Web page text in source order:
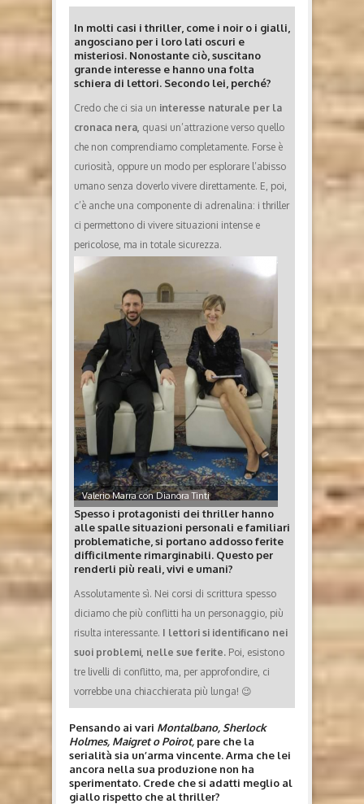
In molti casi i thriller, come i noir o i gialli,
angosciano per i loro lati oscuri e
misteriosi. Nonostante ciò, suscitano
grande interesse e hanno una folta
schiera di lettori. Secondo lei, perché?
Credo che ci sia un interesse naturale per la
cronaca nera, quasi un’attrazione verso quello
che non comprendiamo completamente. Forse è
curiosità, oppure un modo per esplorare l’abisso
umano senza doverlo vivere direttamente. E, poi,
c’è anche una componente di adrenalina: i thriller
ci permettono di vivere situazioni intense e
pericolose, ma in totale sicurezza.
Valerio Marra con Dianora Tinti
Spesso i protagonisti dei thriller hanno
alle spalle situazioni personali e familiari
problematiche, si portano addosso ferite
difficilmente rimarginabili. Questo per
renderli più reali, vivi e umani?
Assolutamente sì. Nei corsi di scrittura spesso
diciamo che più conflitti ha un personaggio, più
risulta interessante. I lettori si identificano nei
suoi problemi, nelle sue ferite. Poi, esistono
tre livelli di conflitto, ma, per approfondire, ci
vorrebbe una chiacchierata più lunga! 😉
Pensando ai vari Montalbano, Sherlock
Holmes, Maigret o Poirot, pare che la
serialità sia un’arma vincente. Arma che lei
ancora nella sua produzione non ha
sperimentato. Crede che si adatti meglio al
giallo rispetto che al thriller?